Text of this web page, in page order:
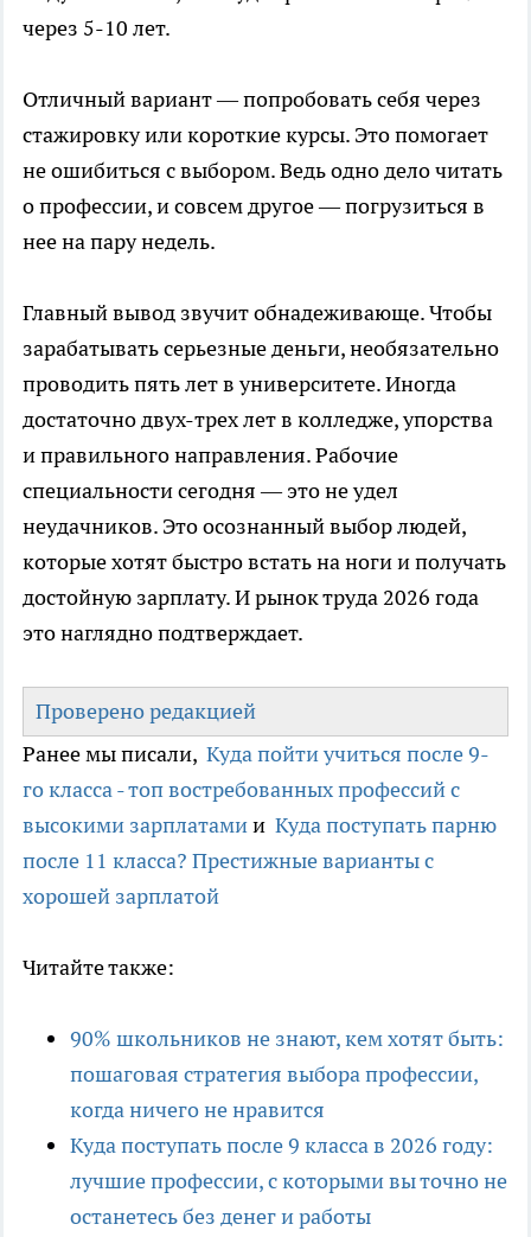
через 5-10 лет.
Отличный вариант — попробовать себя через
стажировку или короткие курсы. Это помогает
не ошибиться с выбором. Ведь одно дело читать
о профессии, и совсем другое — погрузиться в
нее на пару недель.
Главный вывод звучит обнадеживающе. Чтобы
зарабатывать серьезные деньги, необязательно
проводить пять лет в университете. Иногда
достаточно двух-трех лет в колледже, упорства
и правильного направления. Рабочие
специальности сегодня — это не удел
неудачников. Это осознанный выбор людей,
которые хотят быстро встать на ноги и получать
достойную зарплату. И рынок труда 2026 года
это наглядно подтверждает.
Проверено редакцией
Ранее мы писали, Куда пойти учиться после 9-
го класса - топ востребованных профессий с
высокими зарплатамии Куда поступать парню
после 11 класса? Престижные варианты с
хорошей зарплатой
Читайте также:
90% школьников не знают, кем хотят быть:
пошаговая стратегия выбора профессии,
когда ничего не нравится
Куда поступать после 9 класса в 2026 году:
лучшие профессии, с которыми вы точно не
останетесь без денег и работы